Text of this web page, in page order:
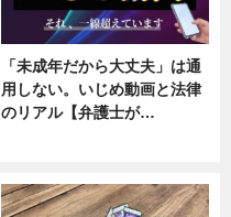
「未成年だから大丈夫」は通
用しない。いじめ動画と法律
のリアル【弁護士が…